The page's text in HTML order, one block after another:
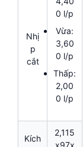
Nhị
p
cắt
0 l/p
Vừa:
3,60
0 l/p
Thấp:
2,00
0 l/p
Kích
2,115
x97x